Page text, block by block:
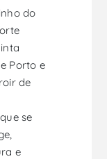
do
Porto e
de
se
e